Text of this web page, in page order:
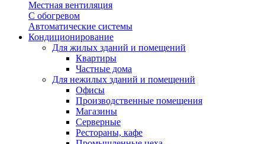
Местная вентиляция
С обогревом
Автоматические системы
Кондиционирование
Для жилых зданий и помещений
Квартиры
Частные дома
Для нежилых зданий и помещений
Офисы
Производственные помещения
Магазины
Серверные
Рестораны, кафе